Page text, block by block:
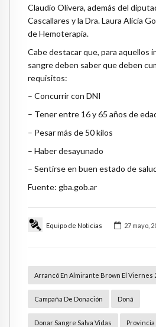
Equipo de Noticias 27 mayo,
Arrancó En Almirante Brown El Viernes
Campaña De Donación Doná
Donar Sangre Salva Vidas Provincia
Claudio Olivera, además del
Cascallares y la Dra. Laura Alicia
de Hemoterapia.
Cabe destacar que, para aquellos
sangre deben saber que deben
requisitos:
– Concurrir con DNI
– Tener entre 16 y 65 años de
– Pesar más de 50 kilos
– Haber desayunado
– Sentirse en buen estado de
Fuente: gba.gob.ar